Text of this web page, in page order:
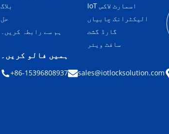
بلاگ
حل
ہم سے رابطہ کریں۔
IoT اسمارٹ لاکس
الیکٹرانک چابیاں
گارڈ گشت
سافٹ ویئر
ہمیں فالو کریں۔
+86-15396808937 sales@iotlocksolution.com